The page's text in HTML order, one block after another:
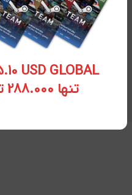
USD GLOBAL
تنها 288.000 تومان تحویل آنی